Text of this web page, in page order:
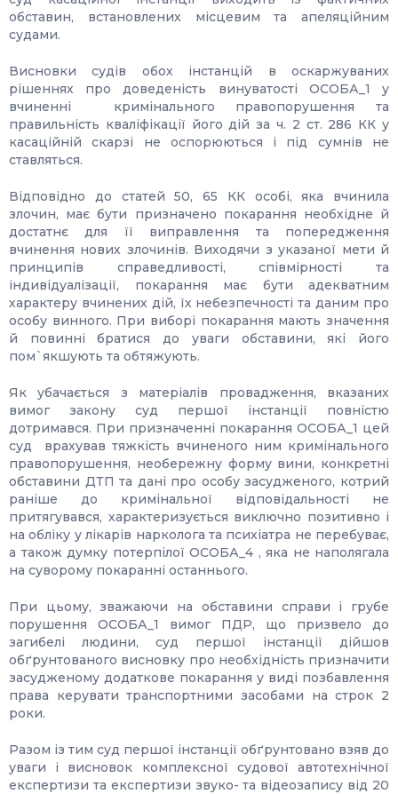
обставин, встановлених місцевим та апеляційним
судами.
Висновки судів обох інстанцій в оскаржуваних
рішеннях про доведеність винуватості ОСОБА_1 у
вчиненні кримінального правопорушення та
правильність кваліфікації його дій за ч. 2 ст. 286 КК у
касаційній скарзі не оспорюються і під сумнів не
ставляться.
Відповідно до статей 50, 65 КК особі, яка вчинила
злочин, має бути призначено покарання необхідне й
достатнє для її виправлення та попередження
вчинення нових злочинів. Виходячи з указаної мети й
принципів справедливості, співмірності та
індивідуалізації, покарання має бути адекватним
характеру вчинених дій, їх небезпечності та даним про
особу винного. При виборі покарання мають значення
й повинні братися до уваги обставини, які його
пом`якшують та обтяжують.
Як убачається з матеріалів провадження, вказаних
вимог закону суд першої інстанції повністю
дотримався. При призначенні покарання ОСОБА_1 цей
суд врахував тяжкість вчиненого ним кримінального
правопорушення, необережну форму вини, конкретні
обставини ДТП та дані про особу засудженого, котрий
раніше до кримінальної відповідальності не
притягувався, характеризується виключно позитивно і
на обліку у лікарів нарколога та психіатра не перебуває,
а також думку потерпілої ОСОБА_4 , яка не наполягала
на суворому покаранні останнього.
При цьому, зважаючи на обставини справи і грубе
порушення ОСОБА_1 вимог ПДР, що призвело до
загибелі людини, суд першої інстанції дійшов
обґрунтованого висновку про необхідність призначити
засудженому додаткове покарання у виді позбавлення
права керувати транспортними засобами на строк 2
роки.
Разом із тим суд першої інстанції обґрунтовано взяв до
уваги і висновок комплексної судової автотехнічної
експертизи та експертизи звуко- та відеозапису від 20